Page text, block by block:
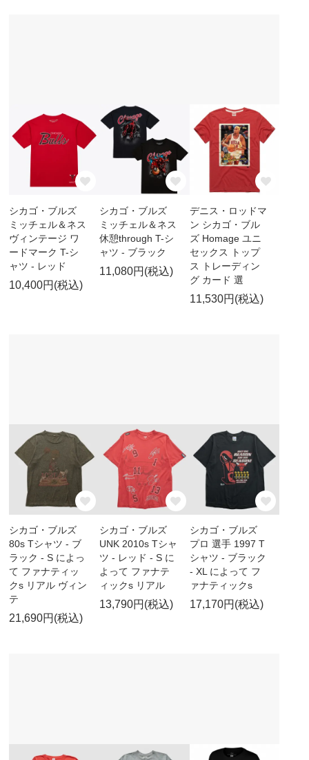
シカゴ・ブルズ
ミッチェル＆ネス
ヴィンテージ ワ
ードマーク T-シ
ャツ - レッド
10,400円(税込)
シカゴ・ブルズ
ミッチェル＆ネス
休憩through T-シ
ャツ - ブラック
11,080円(税込)
デニス・ロッドマ
ン シカゴ・ブル
ズ Homage ユニ
セックス トップ
ス トレーディン
グ カード 選
11,530円(税込)
シカゴ・ブルズ
80s Tシャツ - ブ
ラック - S によっ
て ファナティッ
クs リアル ヴィン
テ
21,690円(税込)
シカゴ・ブルズ
UNK 2010s Tシャ
ツ - レッド - S に
よって ファナテ
ィックs リアル
13,790円(税込)
シカゴ・ブルズ
プロ 選手 1997 T
シャツ - ブラック
- XL によって フ
ァナティックs
17,170円(税込)